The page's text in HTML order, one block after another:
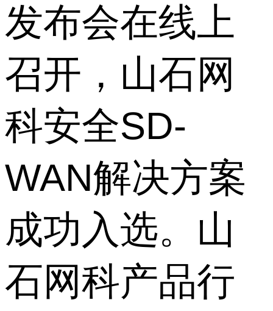
发布会在线上
召开，山石网
科安全SD-
WAN解决方案
成功入选。山
石网科产品行